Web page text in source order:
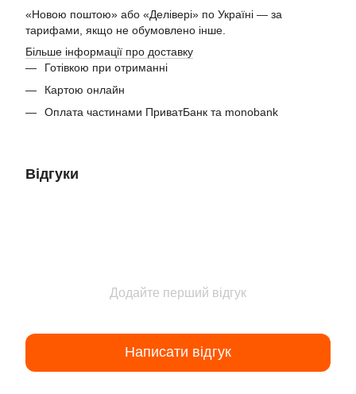
«Новою поштою» або «Делівері» по Україні — за
тарифами, якщо не обумовлено інше.
Більше інформації про доставку
Готівкою при отриманні
Картою онлайн
Оплата частинами ПриватБанк та monobank
Відгуки
Додайте перший відгук
Написати відгук